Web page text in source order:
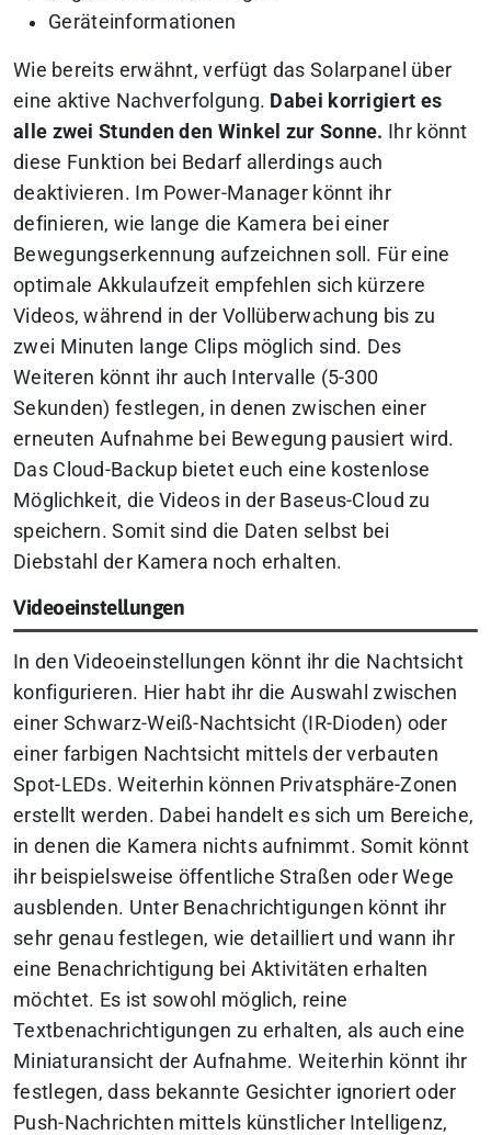
Geräteinformationen
Wie bereits erwähnt, verfügt das Solarpanel über
eine aktive Nachverfolgung. Dabei korrigiert es
alle zwei Stunden den Winkel zur Sonne. Ihr könnt
diese Funktion bei Bedarf allerdings auch
deaktivieren. Im Power-Manager könnt ihr
definieren, wie lange die Kamera bei einer
Bewegungserkennung aufzeichnen soll. Für eine
optimale Akkulaufzeit empfehlen sich kürzere
Videos, während in der Vollüberwachung bis zu
zwei Minuten lange Clips möglich sind. Des
Weiteren könnt ihr auch Intervalle (5-300
Sekunden) festlegen, in denen zwischen einer
erneuten Aufnahme bei Bewegung pausiert wird.
Das Cloud-Backup bietet euch eine kostenlose
Möglichkeit, die Videos in der Baseus-Cloud zu
speichern. Somit sind die Daten selbst bei
Diebstahl der Kamera noch erhalten.
Videoeinstellungen
In den Videoeinstellungen könnt ihr die Nachtsicht
konfigurieren. Hier habt ihr die Auswahl zwischen
einer Schwarz-Weiß-Nachtsicht (IR-Dioden) oder
einer farbigen Nachtsicht mittels der verbauten
Spot-LEDs. Weiterhin können Privatsphäre-Zonen
erstellt werden. Dabei handelt es sich um Bereiche,
in denen die Kamera nichts aufnimmt. Somit könnt
ihr beispielsweise öffentliche Straßen oder Wege
ausblenden. Unter Benachrichtigungen könnt ihr
sehr genau festlegen, wie detailliert und wann ihr
eine Benachrichtigung bei Aktivitäten erhalten
möchtet. Es ist sowohl möglich, reine
Textbenachrichtigungen zu erhalten, als auch eine
Miniaturansicht der Aufnahme. Weiterhin könnt ihr
festlegen, dass bekannte Gesichter ignoriert oder
Push-Nachrichten mittels künstlicher Intelligenz,